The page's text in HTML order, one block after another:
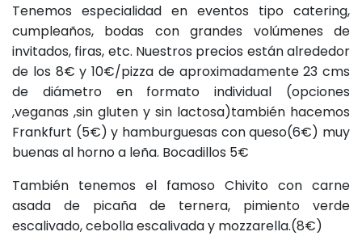
Tenemos especialidad en eventos tipo catering,
cumpleaños, bodas con grandes volúmenes de
invitados, firas, etc. Nuestros precios están alrededor
de los 8€ y 10€/pizza de aproximadamente 23 cms
de diámetro en formato individual (opciones
,veganas ,sin gluten y sin lactosa)también hacemos
Frankfurt (5€) y hamburguesas con queso(6€) muy
buenas al horno a leña. Bocadillos 5€
También tenemos el famoso Chivito con carne
asada de picaña de ternera, pimiento verde
escalivado, cebolla escalivada y mozzarella.(8€)